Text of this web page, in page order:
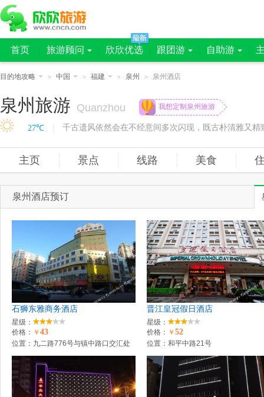
首页 旅游顾问 欣欣优选 跟团游 自助游
目的地攻略 > 中国 > 福建 > 泉州 > 泉州酒店
泉州旅游 Quanzhou 我想定制泉州旅游
27℃
主页 景点 线路 美食
泉州酒店预订
石狮东雅商务酒店
星级：
价格： ￥ 43
位置：九二路776号与镇中路口交汇处
晋江皇冠假日酒店
星级：
价格： ￥ 52
位置：和平中路21号